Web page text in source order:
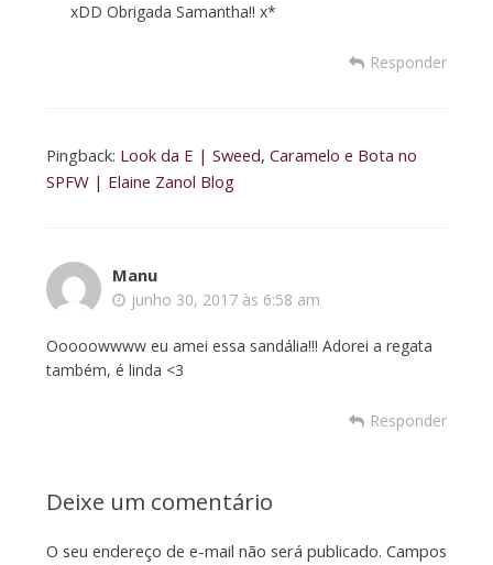
xDD Obrigada Samantha!! x*
Responder
Pingback: Look da E | Sweed, Caramelo e Bota no
SPFW | Elaine Zanol Blog
Manu
junho 30, 2017 às 6:58 am
Ooooowwww eu amei essa sandália!!! Adorei a regata
também, é linda <3
Responder
Deixe um comentário
O seu endereço de e-mail não será publicado. Campos